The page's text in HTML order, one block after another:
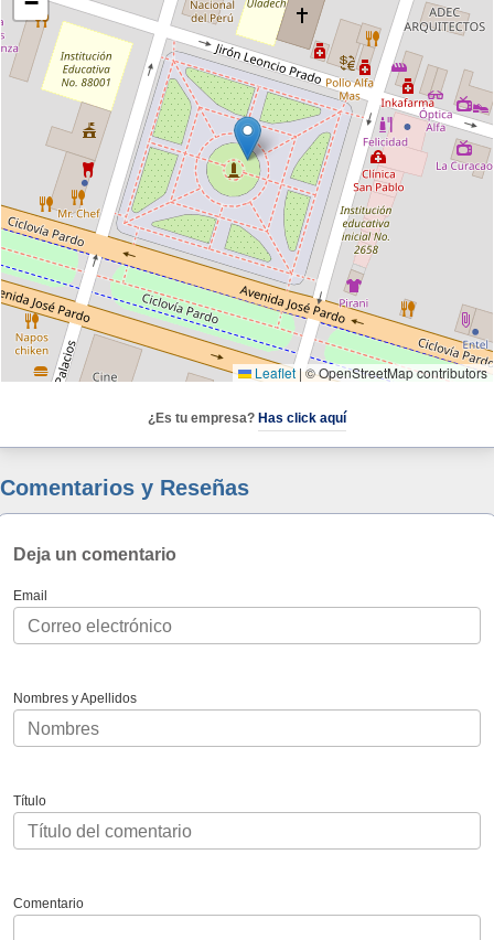
Leaflet | © OpenStreetMap contributors
¿Es tu empresa? Has click aquí
Comentarios y Reseñas
Deja un comentario
Email
Nombres y Apellidos
Título
Comentario